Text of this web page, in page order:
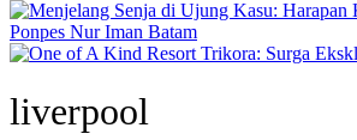
Ponpes Nur Iman Batam
liverpool